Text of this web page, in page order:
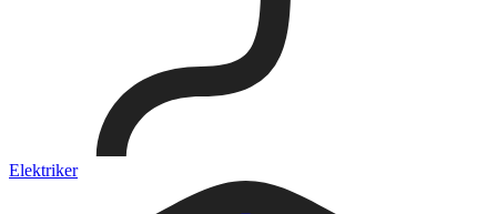
Elektriker